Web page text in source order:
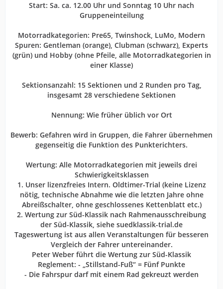
Start: Sa. ca. 12.00 Uhr und Sonntag 10 Uhr nach
Gruppeneinteilung
Motorradkategorien: Pre65, Twinshock, LuMo, Modern
Spuren: Gentleman (orange), Clubman (schwarz), Experts
(grün) und Hobby (ohne Pfeile, alle Motorradkategorien in
einer Klasse)
Sektionsanzahl: 15 Sektionen und 2 Runden pro Tag,
insgesamt 28 verschiedene Sektionen
Nennung: Wie früher üblich vor Ort
Bewerb: Gefahren wird in Gruppen, die Fahrer übernehmen
gegenseitig die Funktion des Punkterichters.
Wertung: Alle Motorradkategorien mit jeweils drei
Schwierigkeitsklassen
1. Unser lizenzfreies Intern. Oldtimer-Trial (keine Lizenz
nötig, technische Abnahme wie die letzten Jahre ohne
Abreißschalter, ohne geschlossenes Kettenblatt etc.)
2. Wertung zur Süd-Klassik nach Rahmenausschreibung
der Süd-Klassik, siehe suedklassik-trial.de
Tageswertung ist aus allen Veranstaltungen für besseren
Vergleich der Fahrer untereinander.
Peter Weber führt die Wertung zur Süd-Klassik
Reglement: - „Stillstand-Fuß“ = Fünf Punkte
- Die Fahrspur darf mit einem Rad gekreuzt werden